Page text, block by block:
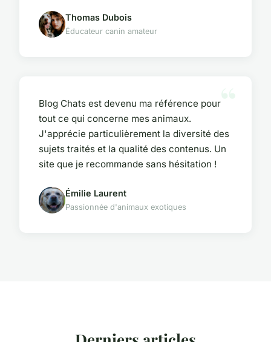
Thomas Dubois
Éducateur canin amateur
Blog Chats est devenu ma référence pour
tout ce qui concerne mes animaux.
J'apprécie particulièrement la diversité des
sujets traités et la qualité des contenus. Un
site que je recommande sans hésitation !
Émilie Laurent
Passionnée d'animaux exotiques